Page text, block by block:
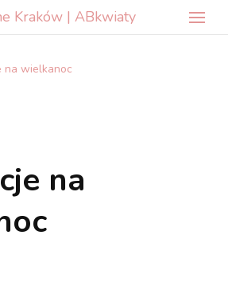
Kraków | ABkwiaty
na wielkanoc
na